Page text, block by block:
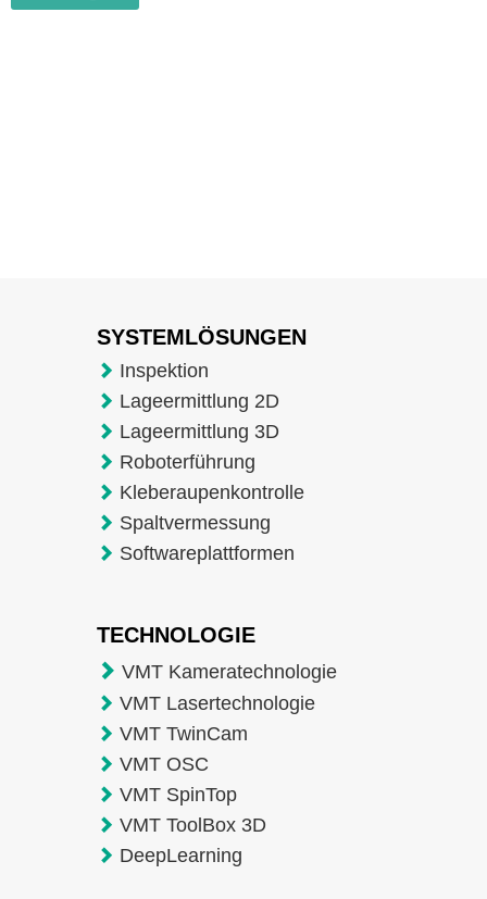
SYSTEMLÖSUNGEN
Inspektion
Lageermittlung 2D
Lageermittlung 3D
Roboterführung
Kleberaupenkontrolle
Spaltvermessung
Softwareplattformen
TECHNOLOGIE
VMT Kameratechnologie
VMT Lasertechnologie
VMT TwinCam
VMT OSC
VMT SpinTop
VMT ToolBox 3D
DeepLearning